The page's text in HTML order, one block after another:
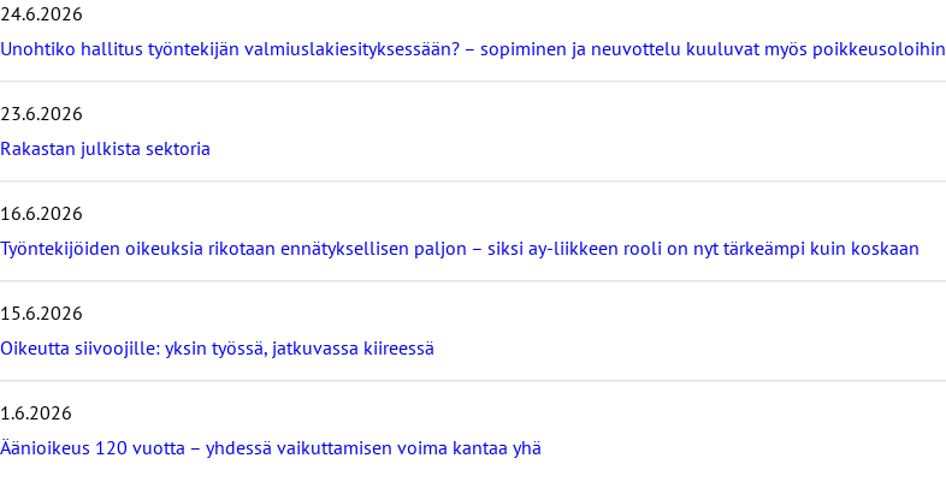
i
m
s
i
ä
t
l
o
g
i
t
24.6.2026
Unohtiko hallitus työntekijän valmiuslakiesityksessään? – sopiminen ja neuvottelu kuuluvat myös poikkeusoloihin
23.6.2026
Rakastan julkista sektoria
16.6.2026
Työntekijöiden oikeuksia rikotaan ennätyksellisen paljon – siksi ay-liikkeen rooli on nyt tärkeämpi kuin koskaan
15.6.2026
Oikeutta siivoojille: yksin työssä, jatkuvassa kiireessä
1.6.2026
Äänioikeus 120 vuotta – yhdessä vaikuttamisen voima kantaa yhä